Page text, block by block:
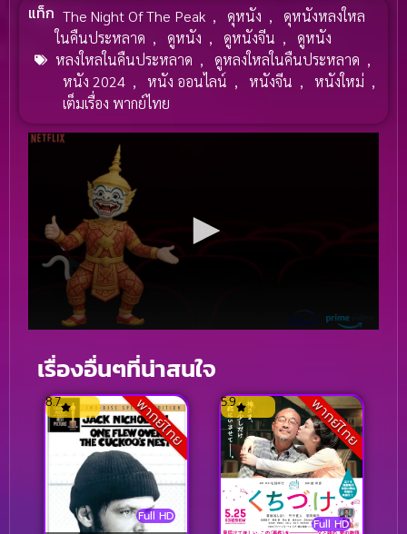
แท็ก The Night Of The Peak , ดุหนัง ,
ดุหนังหลงใหล
ในคืนประหลาด , ดูหนัง , ดูหนังจีน ,
ดูหนัง
หลงใหลในคืนประหลาด , ดูหลงใหลในคืนประหลาด ,
หนัง 2024 , หนัง ออนไลน์ , หนังจีน , หนังใหม่ ,
เต็มเรื่อง พากย์ไทย
เรื่องอื่นๆที่น่าสนใจ
พากย์ไทย
Full HD
8.7 พากย์ไทย
Full HD
5.9